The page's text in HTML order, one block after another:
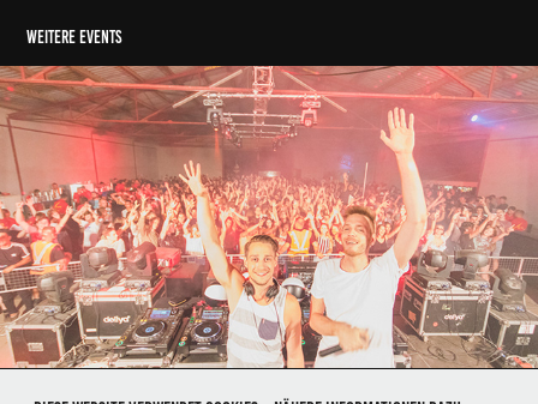
weitere Events
03.08.2018 Baywatchparty
2018